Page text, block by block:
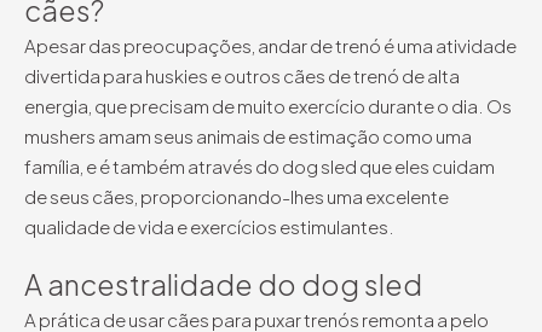
cães?
Apesar das preocupações, andar de trenó é uma atividade
divertida para huskies e outros cães de trenó de alta
energia, que precisam de muito exercício durante o dia. Os
mushers amam seus animais de estimação como uma
família, e é também através do dog sled que eles cuidam
de seus cães, proporcionando-lhes uma excelente
qualidade de vida e exercícios estimulantes.
A ancestralidade do dog sled
A prática de usar cães para puxar trenós remonta a pelo